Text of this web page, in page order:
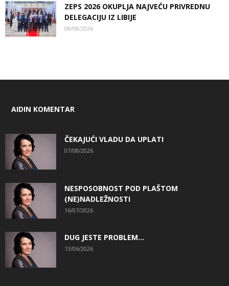
ZEPS 2026 OKUPLJA NAJVEĆU PRIVREDNU
DELEGACIJU IZ LIBIJE
08/08/2026
AIDIN KOMENTAR
ČEKAJUĆI VLADU DA UPLATI
07/08/2026
NESPOSOBNOST POD PLAŠTOM
(NE)NADLEŽNOSTI
16/07/2026
DUG JESTE PROBLEM…
13/06/2026